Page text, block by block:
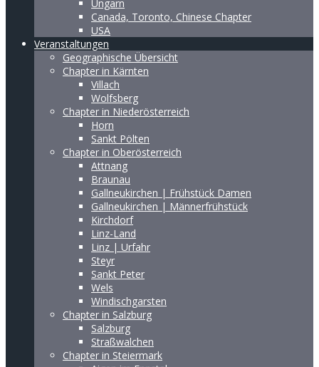
Ungarn
Canada, Toronto, Chinese Chapter
USA
Veranstaltungen
Geographische Übersicht
Chapter in Kärnten
Villach
Wolfsberg
Chapter in Niederösterreich
Horn
Sankt Pölten
Chapter in Oberösterreich
Attnang
Braunau
Gallneukirchen | Frühstück Damen
Gallneukirchen | Männerfrühstück
Kirchdorf
Linz-Land
Linz | Urfahr
Steyr
Sankt Peter
Wels
Windischgarsten
Chapter in Salzburg
Salzburg
Straßwalchen
Chapter in Steiermark